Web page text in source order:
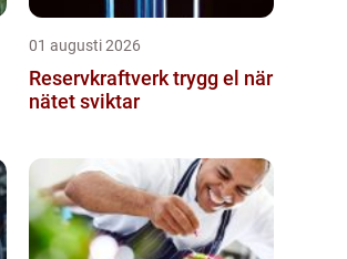
01 augusti 2026
Reservkraftverk trygg el när
nätet sviktar